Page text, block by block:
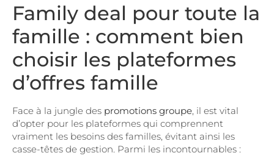
Family deal pour toute la
famille : comment bien
choisir les plateformes
d’offres famille
Face à la jungle des promotions groupe , il est vital
d’opter pour les plateformes qui comprennent
vraiment les besoins des familles, évitant ainsi les
casse-têtes de gestion. Parmi les incontournables :